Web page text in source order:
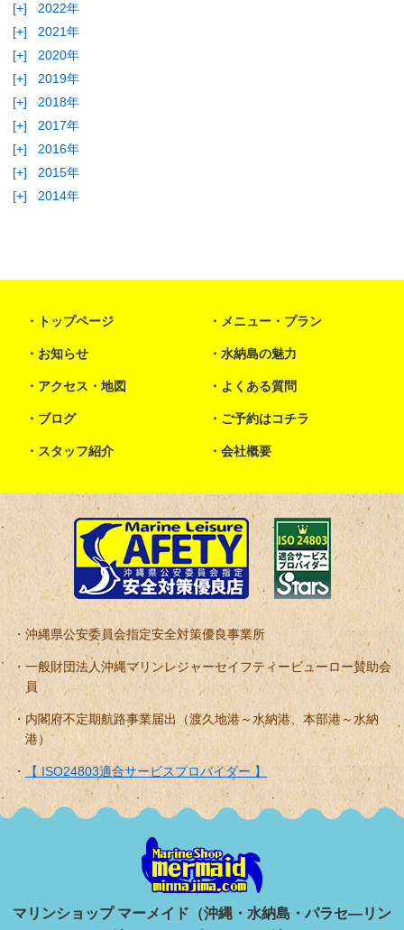
[+]
2022年
[+]
2021年
[+]
2020年
[+]
2019年
[+]
2018年
[+]
2017年
[+]
2016年
[+]
2015年
[+]
2014年
トップページ メニュー・プラン
お知らせ 水納島の魅力
アクセス・地図 よくある質問
ブログ ご予約はコチラ
スタッフ紹介 会社概要
沖縄県公安委員会指定安全対策優良事業所
一般財団法人沖縄マリンレジャーセイフティービューロー賛助会
員
内閣府不定期航路事業届出（渡久地港～水納港、本部港～水納
港）
【 ISO24803適合サービスプロバイダー 】
マリンショップ マーメイド（沖縄・水納島・パラセ―リン